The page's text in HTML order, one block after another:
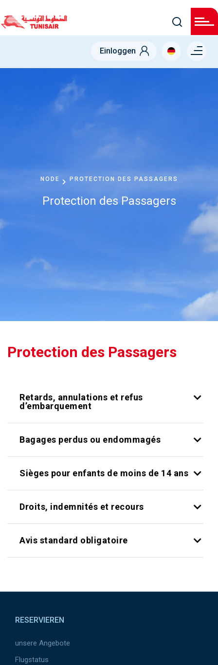
Einloggen Menu right
NODE PROTECTION DES PASSAGERS
Protection des Passagers
Protection des Passagers
Retards, annulations et refus
d’embarquement
Bagages perdus ou endommagés
Sièges pour enfants de moins de 14 ans
Droits, indemnités et recours
Avis standard obligatoire
RESERVIEREN
unsere Angebote
Flugstatus